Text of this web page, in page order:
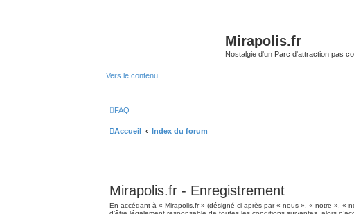
Mirapolis.fr
Nostalgie d'un Parc d'attraction pas
Vers le contenu
FAQ
Accueil Index du forum
Mirapolis.fr - Enregistrement
En accédant à « Mirapolis.fr » (désigné ci-après par « nous », « notre », «